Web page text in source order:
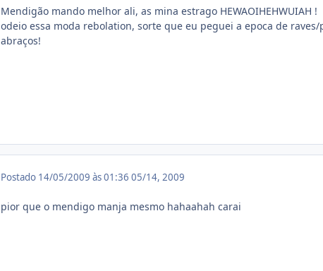
Mendigão mando melhor ali, as mina estrago HEWAOIHEHWUIAH !
odeio essa moda rebolation, sorte que eu peguei a epoca de
abraços!
Postado 14/05/2009 às 01:36 05/14, 2009
pior que o mendigo manja mesmo hahaahah carai